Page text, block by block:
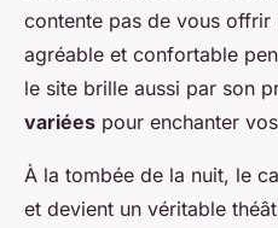
contente pas de vous offrir
agréable et confortable
le site brille aussi par son
variées pour enchanter
À la tombée de la nuit, le
et devient un véritable